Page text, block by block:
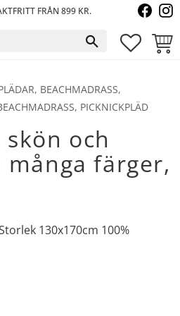
FRÅN 899 KR.
BEACHMADRASS,
PICKNICKPLÄD
och
många färger,
130x170cm 100%